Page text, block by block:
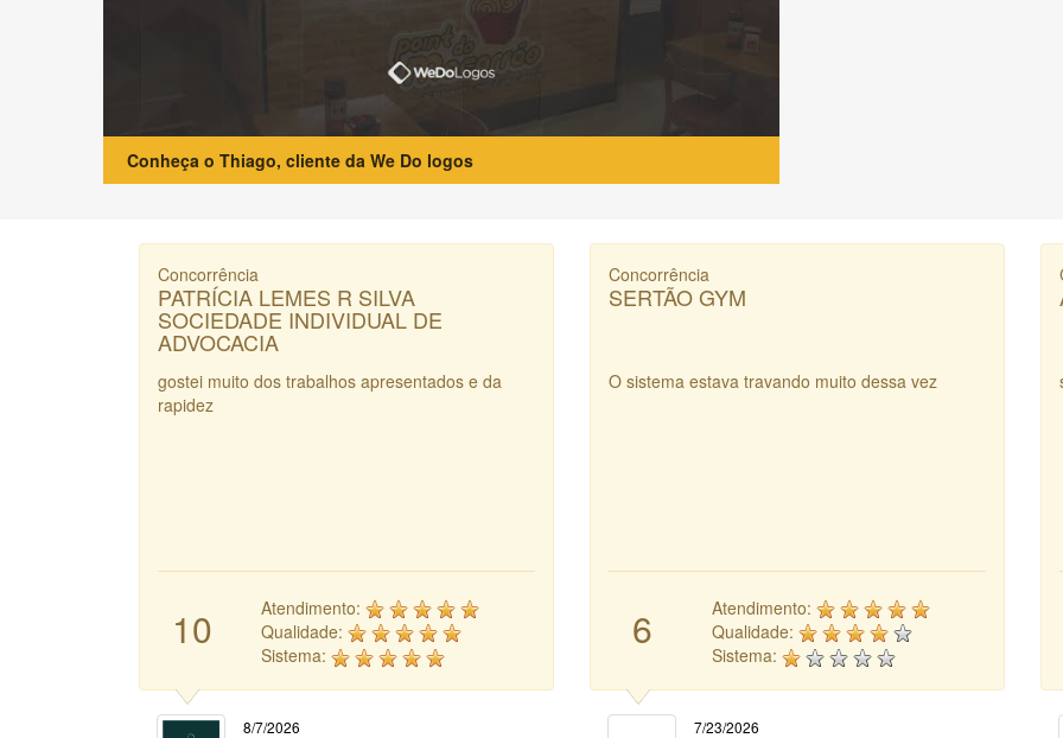
Conheça o Thiago, cliente da We Do logos
Concorrência
PATRÍCIA LEMES R SILVA
SOCIEDADE INDIVIDUAL DE
ADVOCACIA
gostei muito dos trabalhos apresentados e da
rapidez
10
Atendimento:
Qualidade:
Sistema:
8/7/2026
Concorrência
SERTÃO GYM
O sistema estava travando muito dessa vez
6
Atendimento:
Qualidade:
Sistema:
7/23/2026